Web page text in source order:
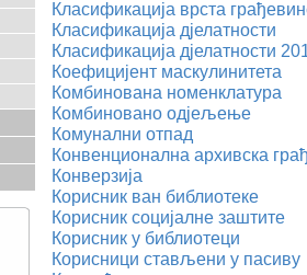
Класификација врста
Класификација дјелатности
Класификација дјелатности
Коефицијент маскулинитета
Комбинована номенклатура
Комбиновано одјељење
Комунални отпад
Конвенционална архивска
Конверзија
Корисник ван библиотеке
Корисник социјалне заштите
Корисник у библиотеци
Корисници стављени у пасиву